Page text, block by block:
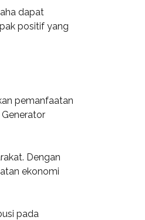
dapat
positif yang
pemanfaatan
Dengan
ekonomi
pada